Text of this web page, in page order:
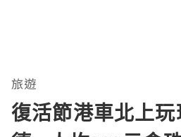
旅遊
復活節港車北上